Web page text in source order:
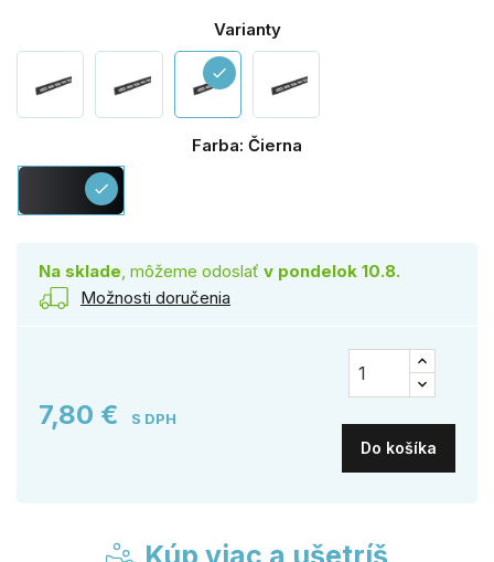
Varianty
check
Farba: Čierna
Čierna
check
Na sklade, môžeme odoslať v pondelok 10.8.
Možnosti doručenia
7,80 € S DPH
Do košíka
Kúp viac a ušetríš